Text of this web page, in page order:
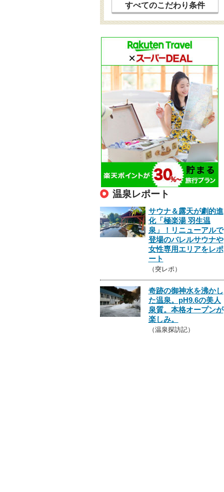
すべてのこだわり条件
温泉レポート
サウナ＆露天が劇的進
化「極楽湯 羽生温
泉」！リニューアルで
登場のバレルサウナや
女性専用エリアをレポ
ート
（突レポ）
奇跡の御神水を沸かし
た温泉。pH9.6の美人
泉質。本格オープンが
楽しみ。
（温泉探訪記）